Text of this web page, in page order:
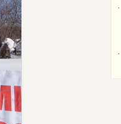
˙
˙